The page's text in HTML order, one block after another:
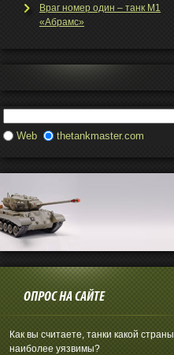
Враг номер один – танк М1
«Абрамс»
Web thetankmaster.com
ОПРОС НА САЙТЕ
Как вы считаете, танки какой страны
наиболее уязвимы?